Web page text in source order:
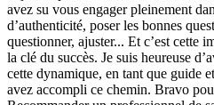
avez su vous engager pleinement
d’authenticité, poser les bonnes
questionner, ajuster... Et c’est cette
la clé du succès. Je suis heureuse
cette dynamique, en tant que guide
avez accompli ce chemin. Bravo